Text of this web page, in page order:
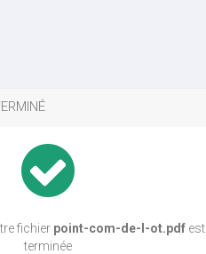
fichier point-com-de-l-ot.pdfest
terminée